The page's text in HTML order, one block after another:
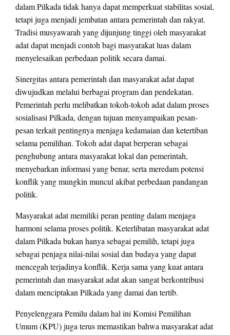
dalam Pilkada tidak hanya dapat memperkuat stabilitas sosial,
tetapi juga menjadi jembatan antara pemerintah dan rakyat.
Tradisi musyawarah yang dijunjung tinggi oleh masyarakat
adat dapat menjadi contoh bagi masyarakat luas dalam
menyelesaikan perbedaan politik secara damai.
Sinergitas antara pemerintah dan masyarakat adat dapat
diwujudkan melalui berbagai program dan pendekatan.
Pemerintah perlu melibatkan tokoh-tokoh adat dalam proses
sosialisasi Pilkada, dengan tujuan menyampaikan pesan-
pesan terkait pentingnya menjaga kedamaian dan ketertiban
selama pemilihan. Tokoh adat dapat berperan sebagai
penghubung antara masyarakat lokal dan pemerintah,
menyebarkan informasi yang benar, serta meredam potensi
konflik yang mungkin muncul akibat perbedaan pandangan
politik.
Masyarakat adat memiliki peran penting dalam menjaga
harmoni selama proses politik. Keterlibatan masyarakat adat
dalam Pilkada bukan hanya sebagai pemilih, tetapi juga
sebagai penjaga nilai-nilai sosial dan budaya yang dapat
mencegah terjadinya konflik. Kerja sama yang kuat antara
pemerintah dan masyarakat adat akan sangat berkontribusi
dalam menciptakan Pilkada yang damai dan tertib.
Penyelenggara Pemilu dalam hal ini Komisi Pemilihan
Umum (KPU) juga terus memastikan bahwa masyarakat adat